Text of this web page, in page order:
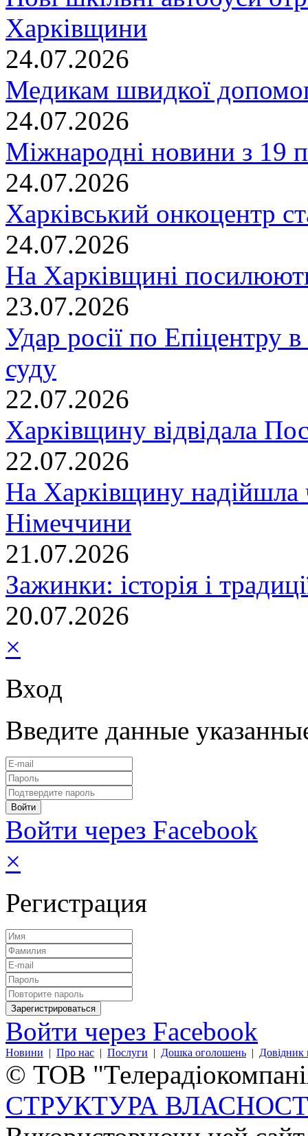
Харківщини
24.07.2026
Медикам швидкої
24.07.2026
Міжнародні новини з 19
24.07.2026
Харківський онкоцентр
24.07.2026
На Харківщині
23.07.2026
Удар росії по Епіцентру
суду
22.07.2026
Харківщину відвідала
22.07.2026
На Харківщину надійшла
Німеччини
21.07.2026
Зажинки: історія і
20.07.2026
×
Вход
Введите данные
Войти через Facebook
×
Регистрация
Войти через Facebook
Новини | Про нас | Послуги | Дошка оголошень | Довідник
© ТОВ
СТРУКТУРА